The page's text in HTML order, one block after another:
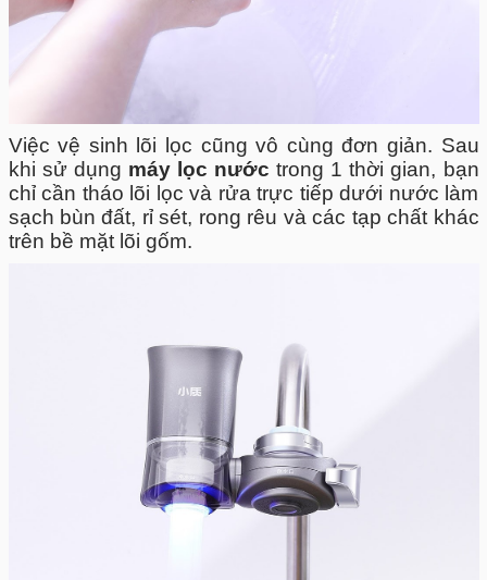
Việc vệ sinh lõi lọc cũng vô cùng đơn giản. Sau
khi sử dụng máy lọc nướctrong 1 thời gian, bạn
chỉ cần tháo lõi lọc và rửa trực tiếp dưới nước làm
sạch bùn đất, rỉ sét, rong rêu và các tạp chất khác
trên bề mặt lõi gốm.